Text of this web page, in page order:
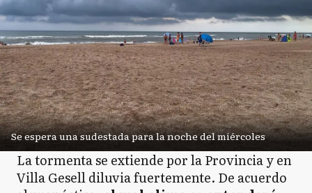
Se espera una sudestada para la noche del miércoles
La tormenta se extiende por la Provincia y en
Villa Gesell diluvia fuertemente. De acuerdo